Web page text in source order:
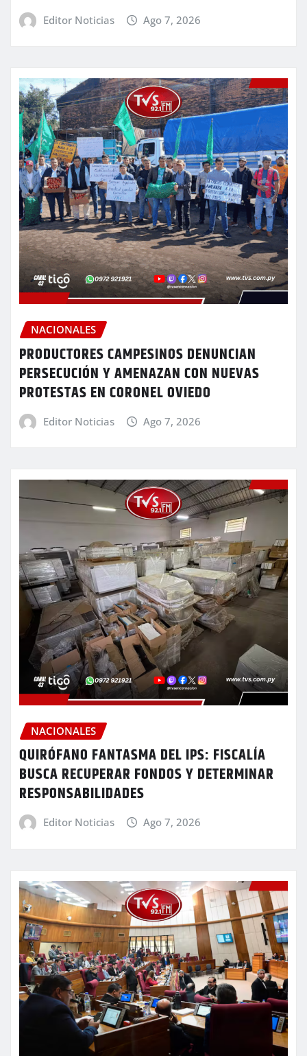
Editor Noticias Ago 7, 2026
NACIONALES
PRODUCTORES CAMPESINOS DENUNCIAN
PERSECUCIÓN Y AMENAZAN CON NUEVAS
PROTESTAS EN CORONEL OVIEDO
Editor Noticias Ago 7, 2026
NACIONALES
QUIRÓFANO FANTASMA DEL IPS: FISCALÍA
BUSCA RECUPERAR FONDOS Y DETERMINAR
RESPONSABILIDADES
Editor Noticias Ago 7, 2026